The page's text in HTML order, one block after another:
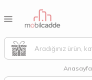
Anasayfa